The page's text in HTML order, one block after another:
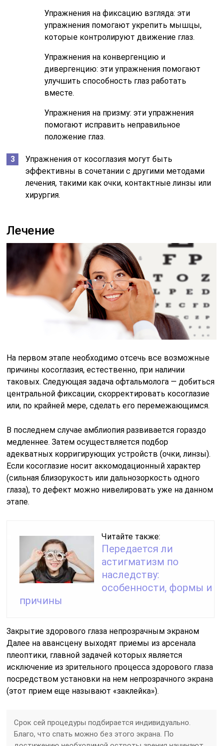
Упражнения на фиксацию взгляда: эти
упражнения помогают укрепить мышцы,
которые контролируют движение глаз.
Упражнения на конвергенцию и
дивергенцию: эти упражнения помогают
улучшить способность глаз работать
вместе.
Упражнения на призму: эти упражнения
помогают исправить неправильное
положение глаз.
Упражнения от косоглазия могут быть
эффективны в сочетании с другими методами
лечения, такими как очки, контактные линзы или
хирургия.
Лечение
На первом этапе необходимо отсечь все возможные
причины косоглазия, естественно, при наличии
таковых. Следующая задача офтальмолога — добиться
центральной фиксации, скорректировать косоглазие
или, по крайней мере, сделать его перемежающимся.
В последнем случае амблиопия развивается гораздо
медленнее. Затем осуществляется подбор
адекватных корригирующих устройств (очки, линзы).
Если косоглазие носит аккомодационный характер
(сильная близорукость или дальнозоркость одного
глаза), то дефект можно нивелировать уже на данном
этапе.
Читайте также:
Передается ли
астигматизм по
наследству:
особенности, формы и
причины
Закрытие здорового глаза непрозрачным экраном
Далее на авансцену выходят приемы из арсенала
плеоптики, главной задачей которых является
исключение из зрительного процесса здорового глаза
посредством установки на нем непрозрачного экрана
(этот прием еще называют «заклейка»).
Срок сей процедуры подбирается индивидуально.
Благо, что спать можно без этого экрана. По